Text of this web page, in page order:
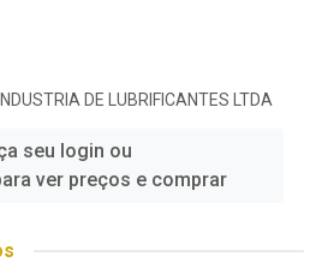
DE LUBRIFICANTES LTDA
seu login ou
ver preços e comprar